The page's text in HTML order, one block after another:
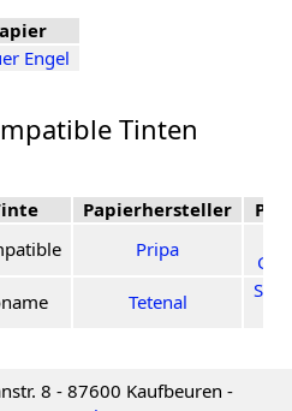
Engel
Tinten
Papierhersteller
Pripa
Tetenal
8 - 87600 Kaufbeuren -